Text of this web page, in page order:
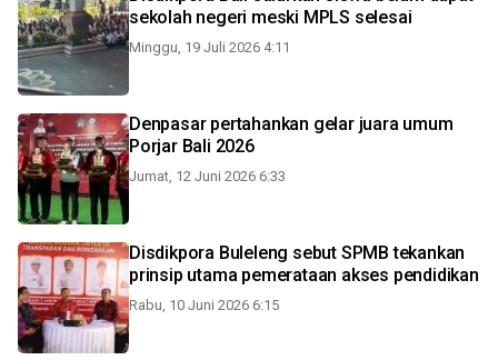
sekolah negeri meski MPLS selesai
Minggu, 19 Juli 2026 4:11
Denpasar pertahankan gelar juara umum
Porjar Bali 2026
Jumat, 12 Juni 2026 6:33
Disdikpora Buleleng sebut SPMB tekankan
prinsip utama pemerataan akses pendidikan
Rabu, 10 Juni 2026 6:15